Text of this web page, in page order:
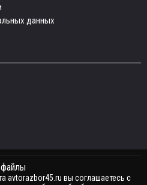
данных
avtorazbor45.ru вы соглашаетесь с